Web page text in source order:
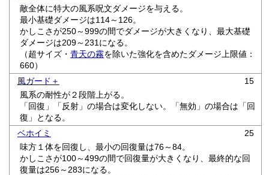
敵全体に特大の風系呪文ダメージを与える。
最小基礎ダメージは114～126。
かしこさが250～999の間でダメージが大きくなり、最大基礎
ダメージは209～231になる。
（超サイズ・青天の霧を除いた強化を含めたダメージ上限値：
660）
風ガード＋
15
風系の耐性が２段階上がる。
「回復」「反射」の場合は変化しない。「無効」の場合は「回
復」となる。
ベホイミ
25
味方１体を回復し、最小の回復量は76～84。
かしこさが100～499の間で回復量が大きくなり、最終的な回
復量は256～283になる。